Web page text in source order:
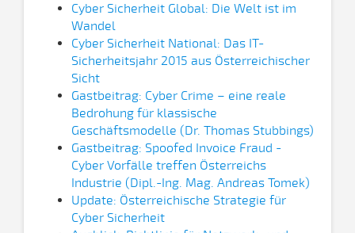
Cyber Sicherheit Global: Die Welt ist im
Wandel
Cyber Sicherheit National: Das IT-
Sicherheitsjahr 2015 aus Österreichischer
Sicht
Gastbeitrag: Cyber Crime – eine reale
Bedrohung für klassische
Geschäftsmodelle (Dr. Thomas Stubbings)
Gastbeitrag: Spoofed Invoice Fraud -
Cyber Vorfälle treffen Österreichs
Industrie (Dipl.-Ing. Mag. Andreas Tomek)
Update: Österreichische Strategie für
Cyber Sicherheit